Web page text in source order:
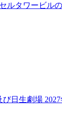
ルタワービル
日生劇場